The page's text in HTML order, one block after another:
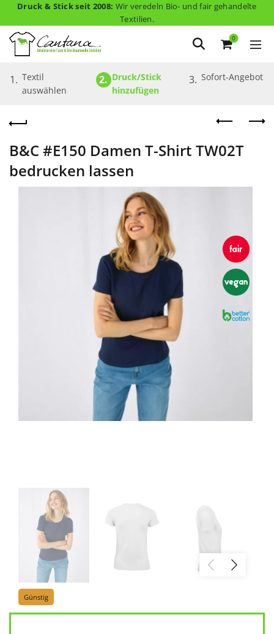
Druck & Stick seit 2008: Wir veredeln Bio- und fair gehandelte
Textilien.
0
1. Textil
auswählen
2. Druck/Stick
hinzufügen
3. Sofort-Angebot
B&C #E150 Damen T-Shirt TW02T
bedrucken lassen
Günstig